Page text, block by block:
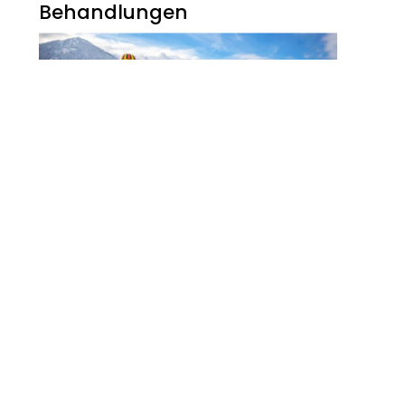
Noch Erfolg? 5
Strategien Für
Kosmetikerinnen Im
Behandlungen